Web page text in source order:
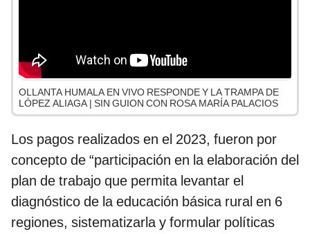
OLLANTA HUMALA EN VIVO RESPONDE Y LA TRAMPA DE
LÓPEZ ALIAGA | SIN GUION CON ROSA MARÍA PALACIOS
Los pagos realizados en el 2023, fueron por
concepto de “participación en la elaboración del
plan de trabajo que permita levantar el
diagnóstico de la educación básica rural en 6
regiones, sistematizarla y formular políticas